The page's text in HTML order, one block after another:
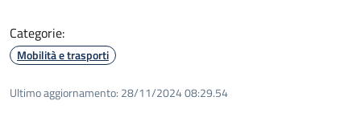
Categorie:
Mobilità e trasporti
Ultimo aggiornamento: 28/11/2024 08:29.54